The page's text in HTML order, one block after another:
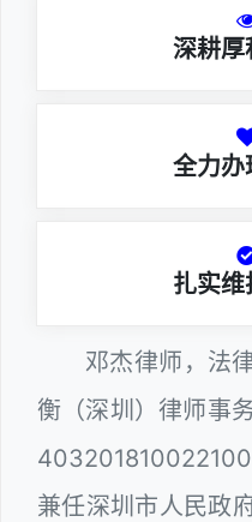
深耕厚
全力办
扎实维
邓杰律师，法
衡（深圳）律师事
403201810022100
兼任深圳市人民政